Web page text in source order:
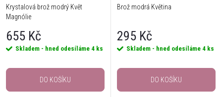
Krystalová brož modrý Květ
Magnólie
655 Kč
Skladem - hned odesíláme 4 ks
DO KOŠÍKU
Brož modrá Květina
295 Kč
Skladem - hned odesíláme 4 ks
DO KOŠÍKU